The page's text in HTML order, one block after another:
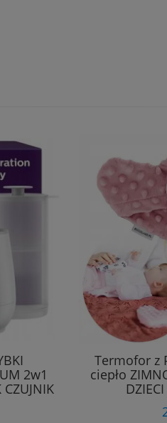
2w1
CZUJNIK
Termofor z
ciepło